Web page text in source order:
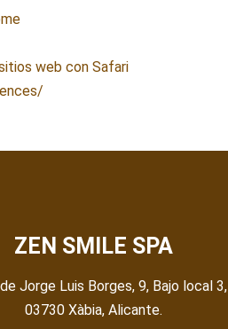
web con Safari
ZEN SMILE SPA
Jorge Luis Borges, 9, Bajo local 3,
03730 Xàbia, Alicante.